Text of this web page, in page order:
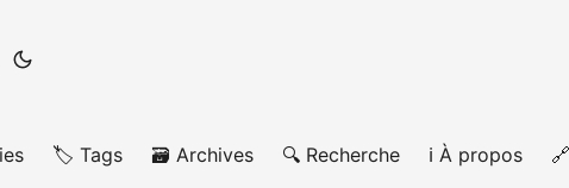
🏷️ Tags 🗃️ Archives 🔍 Recherche ℹ️ À propos